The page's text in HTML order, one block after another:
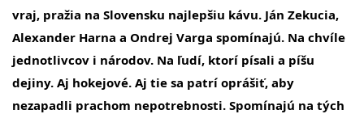
vraj, pražia na Slovensku najlepšiu kávu. Ján Zekucia,
Alexander Harna a Ondrej Varga spomínajú. Na chvíle
jednotlivcov i národov. Na ľudí, ktorí písali a píšu
dejiny. Aj hokejové. Aj tie sa patrí oprášiť, aby
nezapadli prachom nepotrebnosti. Spomínajú na tých